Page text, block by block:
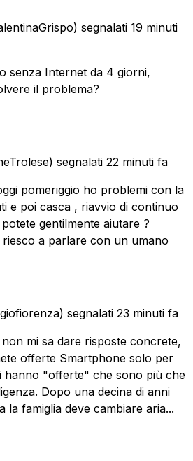
segnalati 19 minuti
senza Internet da 4 giorni,
il problema?
segnalati 22 minuti fa
pomeriggio ho problemi con la
e poi casca , riavvio di continuo
gentilmente aiutare ?
riesco a parlare con un umano
segnalati 23 minuti fa
mi sa dare risposte concrete,
offerte Smartphone solo per
hanno "offerte" che sono più che
Dopo una decina di anni
la famiglia deve cambiare aria...